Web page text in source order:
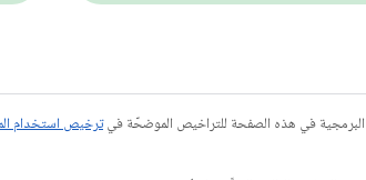
في هذه الصفحة للتراخيص الموضحّة فيترخيص استخدام